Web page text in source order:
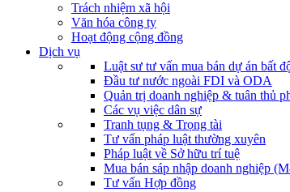
Trách nhiệm xã hội
Văn hóa công ty
Hoạt động cộng đồng
Dịch vụ
Luật sư tư vấn mua bán dự án bất
Đầu tư nước ngoài FDI và ODA
Quản trị doanh nghiệp & tuân thủ
Các vụ việc dân sự
Tranh tụng & Trọng tài
Tư vấn pháp luật thường xuyên
Pháp luật về Sở hữu trí tuệ
Mua bán sáp nhập doanh nghiệp
Tư vấn Hợp đồng